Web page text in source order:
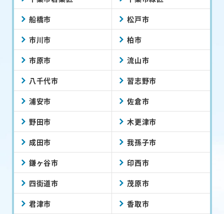
船橋市 松戸市
市川市 柏市
市原市 流山市
八千代市 習志野市
浦安市 佐倉市
野田市 木更津市
成田市 我孫子市
鎌ヶ谷市 印西市
四街道市 茂原市
君津市 香取市